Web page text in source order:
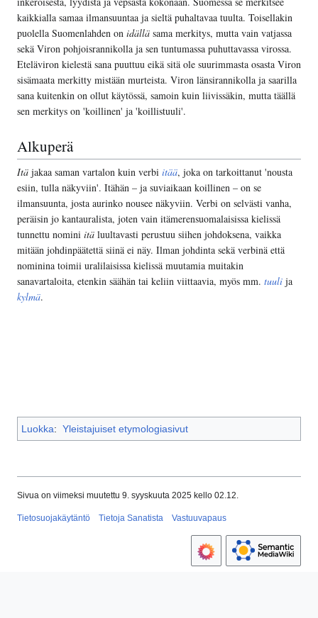
kaikkialla samaa ilmansuuntaa ja sieltä puhaltavaa tuulta. Toisellakin
puolella Suomenlahden on idällä sama merkitys, mutta vain vatjassa
sekä Viron pohjoisrannikolla ja sen tuntumassa puhuttavassa virossa.
Eteläviron kielestä sana puuttuu eikä sitä ole suurimmasta osasta Viron
sisämaata merkitty mistään murteista. Viron länsirannikolla ja saarilla
sana kuitenkin on ollut käytössä, samoin kuin liivissäkin, mutta täällä
sen merkitys on 'koillinen' ja 'koillistuuli'.
Alkuperä
Itä jakaa saman vartalon kuin verbi itää, joka on tarkoittanut 'nousta
esiin, tulla näkyviin'. Itähän – ja suviaikaan koillinen – on se
ilmansuunta, josta aurinko nousee näkyviin. Verbi on selvästi vanha,
peräisin jo kantauralista, joten vain itämerensuomalaisissa kielissä
tunnettu nomini itä luultavasti perustuu siihen johdoksena, vaikka
mitään johdinpäätettä siinä ei näy. Ilman johdinta sekä verbinä että
nominina toimii uralilaisissa kielissä muutamia muitakin
sanavartaloita, etenkin säähän tai keliin viittaavia, myös mm. tuuli ja
kylmä.
Luokka: Yleistajuiset etymologiasivut
Sivua on viimeksi muutettu 9. syyskuuta 2025 kello 02.12.
Tietosuojakäytäntö Tietoja Sanatista Vastuuvapaus